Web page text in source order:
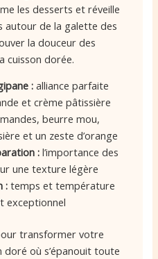
les desserts et réveille
autour de la galette des
la douceur des
cuisson dorée.
: alliance parfaite
et crème pâtissière
beurre mou,
et un zeste d’orange
: l’importance des
une texture légère
: temps et température
exceptionnel
transformer votre
doré où s’épanouit toute